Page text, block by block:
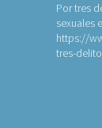
Por tres
sexuales
https://
tres-